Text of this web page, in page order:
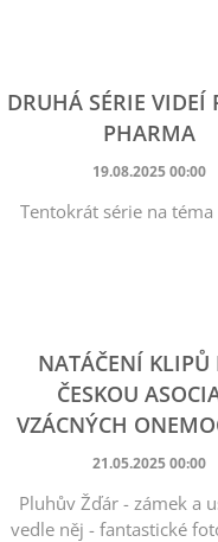
DRUHÁ SÉRIE VIDEÍ
PHARMA
19.08.2025 00:00
Tentokrát série na téma
NATÁČENÍ KLIPŮ
ČESKOU
VZÁCNÝCH
21.05.2025 00:00
Pluhův Žďár - zámek a
vedle něj - fantastické